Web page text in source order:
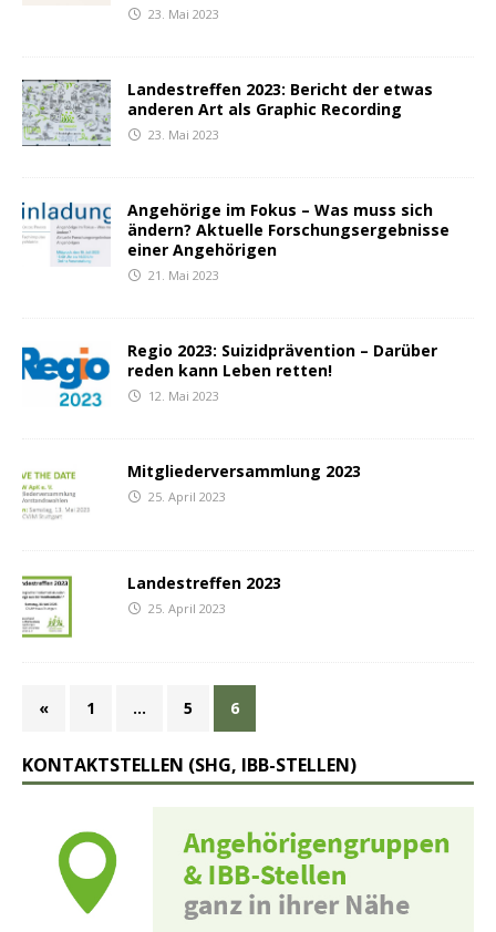
23. Mai 2023
Landestreffen 2023: Bericht der etwas
anderen Art als Graphic Recording
23. Mai 2023
Angehörige im Fokus – Was muss sich
ändern? Aktuelle Forschungsergebnisse
einer Angehörigen
21. Mai 2023
Regio 2023: Suizidprävention – Darüber
reden kann Leben retten!
12. Mai 2023
Mitgliederversammlung 2023
25. April 2023
Landestreffen 2023
25. April 2023
« 1 … 5 6
KONTAKTSTELLEN (SHG, IBB-STELLEN)